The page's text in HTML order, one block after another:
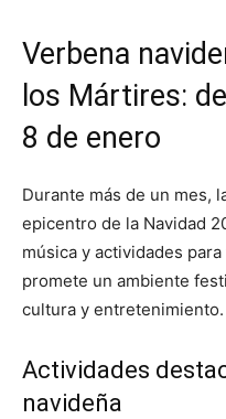
Verbena
los Mártires:
8 de enero
Durante más de un mes,
epicentro de la Navidad
música y actividades
promete un ambiente
cultura y entretenimiento.
Actividades
navideña